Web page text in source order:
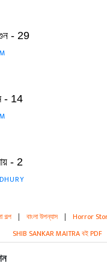
- 29
- 14
- 2
গল্প | বাংলা উপন্যাস | Horror
SHIB SANKAR MAITRA বই PDF